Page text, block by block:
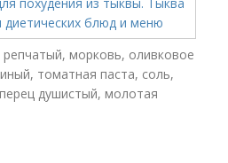
морковь, оливковое
томатная паста, соль,
душистый, молотая